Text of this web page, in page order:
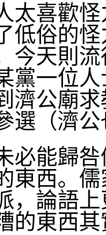
喜歡怪
低俗的
今天則
黨一位
濟公廟
選（濟
能歸咎
東西。
，論語
的東西